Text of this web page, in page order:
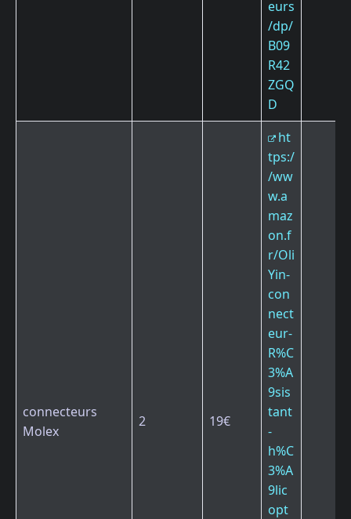
eurs
/dp/
B09
R42
ZGQ
D
connecteurs
Molex
2 19€
ht
tps:/
/ww
w.a
maz
on.f
r/Oli
Yin-
con
nect
eur-
R%C
3%A
9sis
tant
-
h%C
3%A
9lic
opt